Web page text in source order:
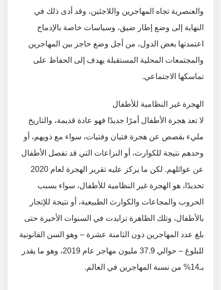
والعنصرية تجاه المهاجرين واللاجئين، وقد أدى ذلك في
النهاية إلى وضع إطار ضيق، وسياسات خاصة بالإدماج
اعتمدتها بعض الدول، من أجل وضع حاجز بين المهاجرين
والمجتمعات المحلية المستقبلة يهدف إلى الحفاظ على
تماسكها الاجتماعي.
الهجرة غير النظامية للأطفال
لا تعد هجرة الأطفال أمرًا جديدًا فهو عادة قديمة، والتاريخ
مليء بقصص عن هجرة فتيان وفتيات، سواء مع ذويهم، أو
وحدهم نتيجة للكوارث، أو النزاعات التي قد تفصل الأطفال
عن عوائلهم. لكن ما يركز عليه تقرير الهجرة لعام 2020
تحديدًا، هو الهجرة غير النظامية للأطفال، سواء بسبب
الحروب والمجاعات والكوارث الطبيعية، أو نتيجة للإتجار
بالأطفال، وتلك الظاهرة تزايدت في السنوات الأخيرة حتى
بلغ عدد المهاجرين دون الثامنة عشرة – وهو السن القانونية
للبلوغ – حوالي 37.9 مليون مهاجر عام 2019، وهو ما يقدر
بـ14% من نسبة المهاجرين في العالم.